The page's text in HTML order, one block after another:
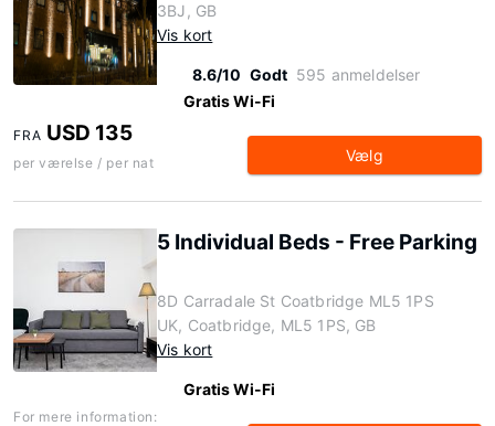
3BJ, GB
Vis kort
8.6/10 Godt 595 anmeldelser
Gratis Wi-Fi
FRA USD 135
per værelse / per nat Vælg
5 Individual Beds - Free Parking
8D Carradale St Coatbridge ML5 1PS
UK, Coatbridge, ML5 1PS, GB
Vis kort
Gratis Wi-Fi
For mere information: